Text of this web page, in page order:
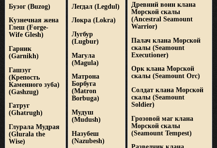
Бузог(Buzog)
Кузнечная жена
Глеш(Forge-
Wife Glesh)
Гарник
(Garnikh)
Гашзуг
(Крепость
Каменного зуба)
(Gashzug)
Гатруг
(Ghatrugh)
Глурала Мудрая
(Glurala the
Wise)
Легдал(Legdul)
Локра(Lokra)
Лугбур
(Lugbur)
Магула
(Magula)
Матрона
Борбуга
(Matron
Borbuga)
Мудуш
(Mudush)
Назубеш
(Nazubesh)
Древний воин клана
Морской скалы
(Ancestral Seamount
Warrior)
Палач клана Морской
скалы(Seamount
Executioner)
Орк клана Морской
скалы(Seamount Orc)
Солдат клана Морской
скалы(Seamount
Soldier)
Грозовой маг клана
Морской скалы
(Seamount Tempest)